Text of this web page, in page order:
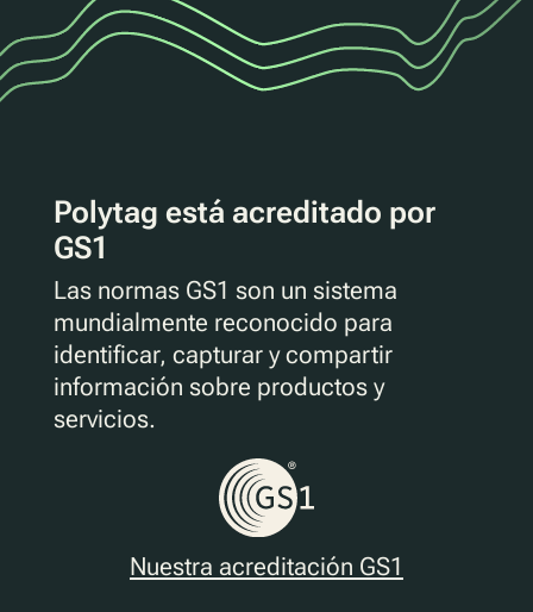
Polytag está acreditado por
GS1
Las normas GS1 son un sistema
mundialmente reconocido para
identificar, capturar y compartir
información sobre productos y
servicios.
Nuestra acreditación GS1